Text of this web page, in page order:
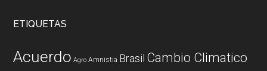
ETIQUETAS
Acuerdo Agro Amnistia Brasil Cambio Climatico